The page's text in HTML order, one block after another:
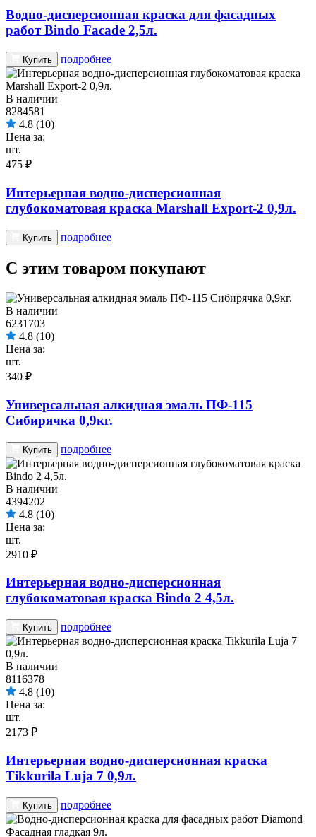
Водно-дисперсионная краска для фасадных
работ Bindo Facade 2,5л.
Купить подробнее
В наличии
8284581
4.8 (10)
Цена за:
шт.
475 ₽
Интерьерная водно-дисперсионная
глубокоматовая краска Marshall Export-2 0,9л.
Купить подробнее
С этим товаром покупают
В наличии
6231703
4.8 (10)
Цена за:
шт.
340 ₽
Универсальная алкидная эмаль ПФ-115
Сибирячка 0,9кг.
Купить подробнее
В наличии
4394202
4.8 (10)
Цена за:
шт.
2910 ₽
Интерьерная водно-дисперсионная
глубокоматовая краска Bindo 2 4,5л.
Купить подробнее
В наличии
8116378
4.8 (10)
Цена за:
шт.
2173 ₽
Интерьерная водно-дисперсионная краска
Tikkurila Luja 7 0,9л.
Купить подробнее